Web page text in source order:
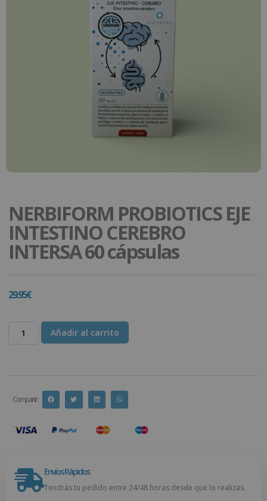
NERBIFORM PROBIOTICS EJE
INTESTINO CEREBRO
INTERSA 60 cápsulas
29.95€
Añadir al carrito
Compartir :
Envíos Rápidos
Tendrás tu pedido entre 24/48 horas desde que lo realizas.